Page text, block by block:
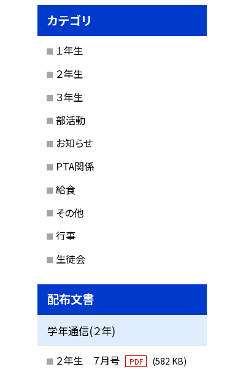
カテゴリ
１年生
２年生
３年生
部活動
お知らせ
PTA関係
給食
その他
行事
生徒会
配布文書
学年通信(２年)
２年生 ７月号 PDF (582 KB)